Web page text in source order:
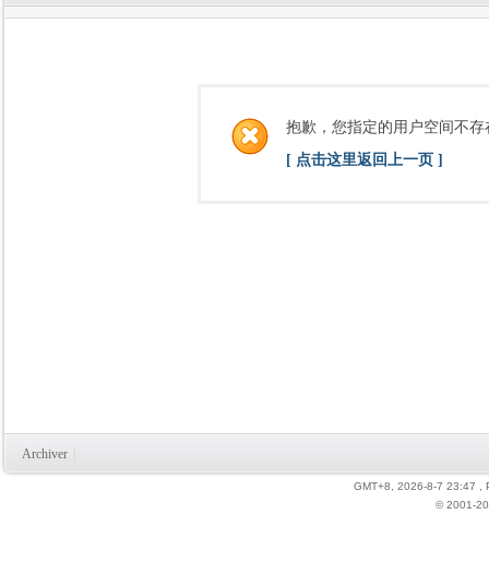
抱歉，您指定的用户空间不存
[ 点击这里返回上一页 ]
Archiver
GMT+8, 2026-8-7 23:47
© 2001-